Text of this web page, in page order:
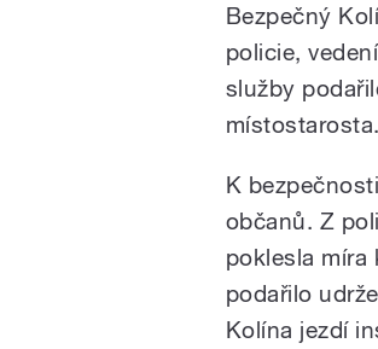
Bezpečný
policie,
služby
místostarosta.
K
občanů. Z
poklesla míra
podařilo
Kolína jezdí